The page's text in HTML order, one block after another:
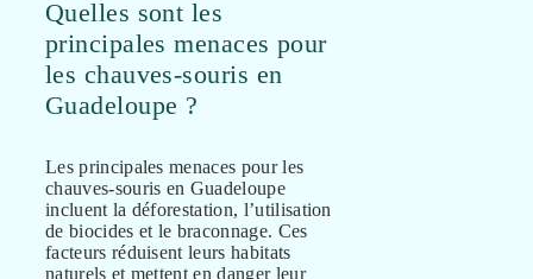
Quelles sont les
principales menaces pour
les chauves-souris en
Guadeloupe ?
Les principales menaces pour les
chauves-souris en Guadeloupe
incluent la déforestation, l’utilisation
de biocides et le braconnage. Ces
facteurs réduisent leurs habitats
naturels et mettent en danger leur